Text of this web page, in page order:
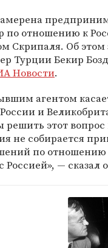
по отношению к
Скрипаля. Об этом
Турции Бекир
Новости.
агентом
и
этот
не собирается
по отношению
Россией», — сказал